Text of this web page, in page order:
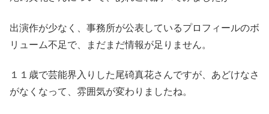
出演作が少なく、事務所が公表しているプロフィールのボ
リューム不足で、まだまだ情報が足りません。
１１歳で芸能界入りした尾碕真花さんですが、あどけなさ
がなくなって、雰囲気が変わりましたね。